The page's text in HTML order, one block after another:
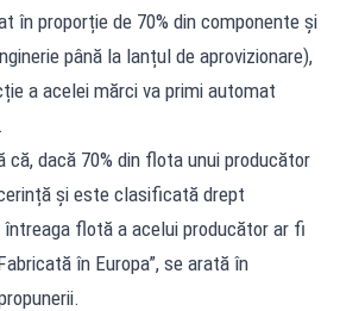
în proporție de 70% din componente și
până la lanțul de aprovizionare),
a acelei mărci va primi automat
că, dacă 70% din flota unui producător
și este clasificată drept
întreaga flotă a acelui producător ar fi
în Europa”, se arată în